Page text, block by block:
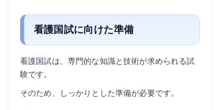
看護国試に向けた準備
看護国試は、専門的な知識と技術が求められる試
験です。
そのため、しっかりとした準備が必要です。